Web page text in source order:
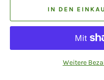
IN DEN
Weitere